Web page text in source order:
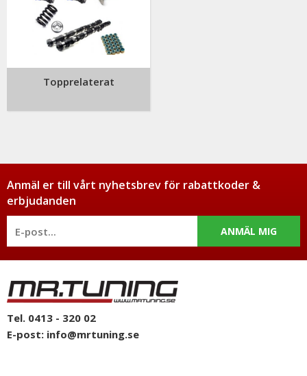
Topprelaterat
Anmäl er till vårt nyhetsbrev för rabattkoder &
erbjudanden
ANMÄL MIG
Tel. 0413 - 320 02
E-post: info@mrtuning.se